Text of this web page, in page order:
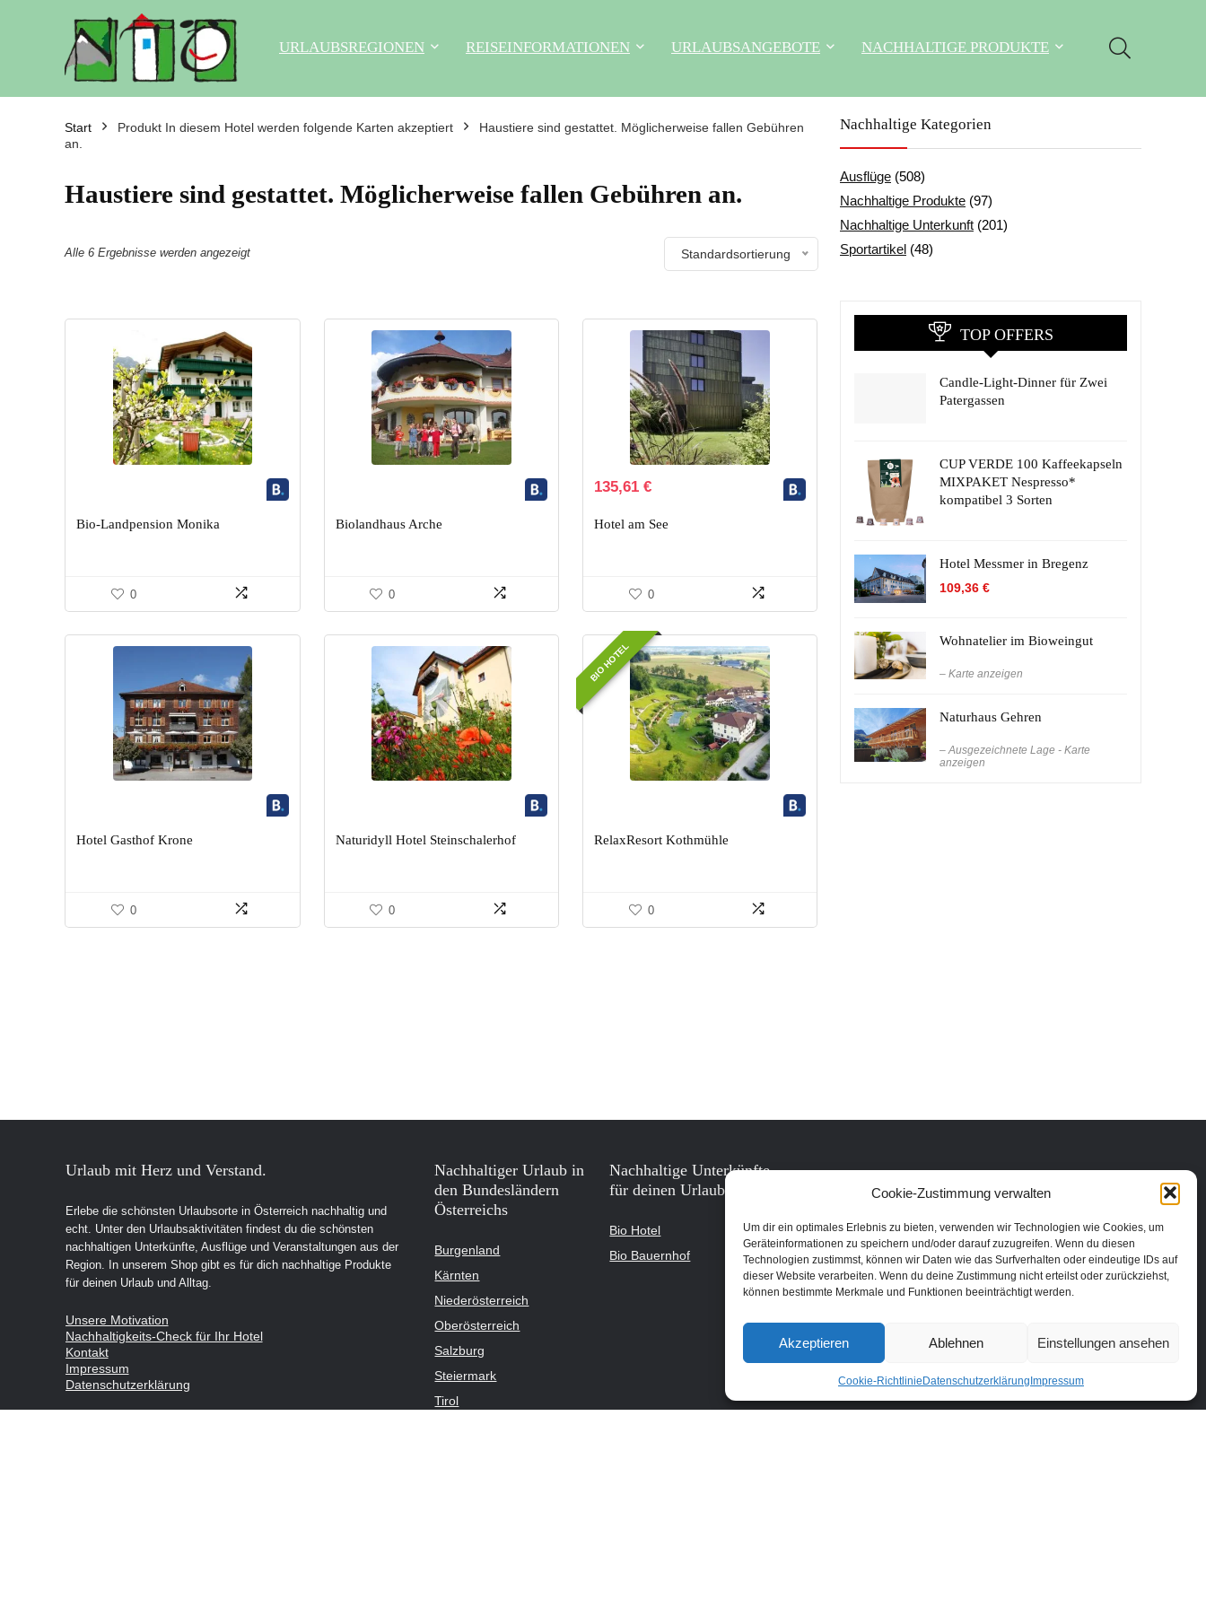
Cookie-Zustimmung verwalten
Um dir ein optimales Erlebnis zu bieten, verwenden wir Technologien wie Cookies, um
Geräteinformationen zu speichern und/oder darauf zuzugreifen. Wenn du diesen
Technologien zustimmst, können wir Daten wie das Surfverhalten oder eindeutige IDs auf
dieser Website verarbeiten. Wenn du deine Zustimmung nicht erteilst oder zurückziehst,
können bestimmte Merkmale und Funktionen beeinträchtigt werden.
Akzeptieren Ablehnen Einstellungen ansehen
Cookie-Richtlinie Datenschutzerklärung Impressum
URLAUBSREGIONEN REISEINFORMATIONEN URLAUBSANGEBOTE NACHHALTIGE PRODUKTE
Start Produkt In diesem Hotel werden folgende Karten akzeptiert
Haustiere sind gestattet. Möglicherweise fallen Gebühren
an.
Haustiere sind gestattet. Möglicherweise fallen Gebühren an.
Alle 6 Ergebnisse werden angezeigt Standardsortierung
Bio-Landpension Monika
0
Biolandhaus Arche
0
135,61€
Hotel am See
0
Hotel Gasthof Krone
0
Naturidyll Hotel Steinschalerhof
0
BIO HOTEL
RelaxResort Kothmühle
0
Nachhaltige Kategorien
Ausflüge (508)
Nachhaltige Produkte (97)
Nachhaltige Unterkunft (201)
Sportartikel (48)
TOP OFFERS
Candle-Light-Dinner für Zwei
Patergassen
CUP VERDE 100 Kaffeekapseln
MIXPAKET Nespresso*
kompatibel 3 Sorten
Hotel Messmer in Bregenz
109,36 €
Wohnatelier im Bioweingut
– Karte anzeigen
Naturhaus Gehren
– Ausgezeichnete Lage - Karte
anzeigen
Urlaub mit Herz und Verstand.
Erlebe die schönsten Urlaubsorte in Österreich nachhaltig und
echt. Unter den Urlaubsaktivitäten findest du die schönsten
nachhaltigen Unterkünfte, Ausflüge und Veranstaltungen aus der
Region. In unserem Shop gibt es für dich nachhaltige Produkte
für deinen Urlaub und Alltag.
Unsere Motivation
Nachhaltigkeits-Check für Ihr Hotel
Kontakt
Impressum
Datenschutzerklärung
Nachhaltiger Urlaub in
den Bundesländern
Österreichs
Burgenland
Kärnten
Niederösterreich
Oberösterreich
Salzburg
Steiermark
Tirol
Nachhaltige Unterkünfte
für deinen Urlaub
Bio Hotel
Bio Bauernhof